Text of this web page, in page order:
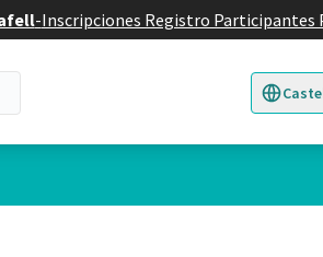
-Inscripciones Registro Participantes
Triar la
de usuario